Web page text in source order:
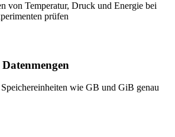
von Temperatur, Druck und Energie bei
prüfen
wie GB und GiB genau